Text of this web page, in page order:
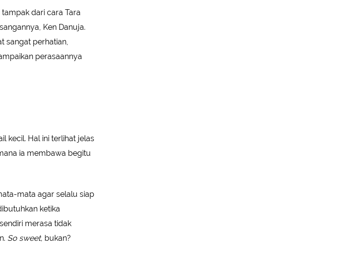
dari cara Tara
Ken Danuja.
sangat perhatian,
perasaannya
kecil. Hal ini terlihat jelas
ia membawa begitu
mata agar selalu siap
ketika
merasa tidak
So sweet, bukan?